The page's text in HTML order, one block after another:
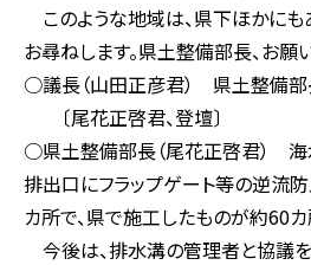
このような地域は、県下ほかに
お尋ねします。県土整備部長、お願
○議長（山田正彦君） 県土整備部
〔尾花正啓君、登壇〕
○県土整備部長（尾花正啓君） 海
排出口にフラップゲート等の逆流
カ所で、県で施工したものが約60
今後は、排水溝の管理者と協議